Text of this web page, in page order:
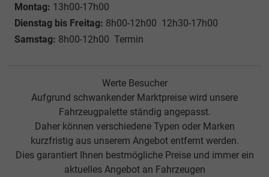
Montag: 13h00-17h00
Dienstag bis Freitag: 8h00-12h00 12h30-17h00
Samstag: 8h00-12h00 Termin
Werte Besucher
Aufgrund schwankender Marktpreise wird unsere
Fahrzeugpalette ständig angepasst.
Daher können verschiedene Typen oder Marken
kurzfristig aus unserem Angebot entfernt werden.
Dies garantiert Ihnen bestmögliche Preise und immer ein
aktuelles Angebot an Fahrzeugen